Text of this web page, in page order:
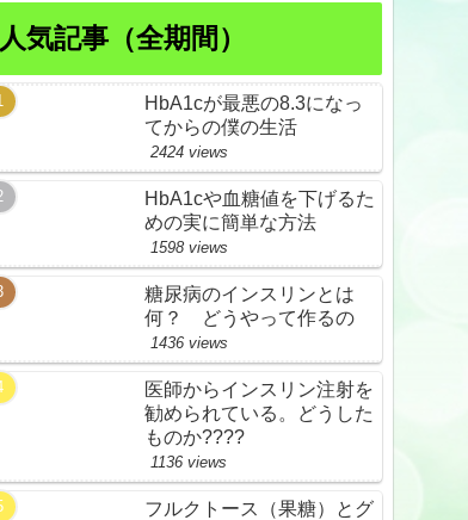
人気記事（全期間）
HbA1cが最悪の8.3になっ
てからの僕の生活
2424 views
HbA1cや血糖値を下げるた
めの実に簡単な方法
1598 views
糖尿病のインスリンとは
何？ どうやって作るの
1436 views
医師からインスリン注射を
勧められている。どうした
ものか????
1136 views
フルクトース（果糖）とグ